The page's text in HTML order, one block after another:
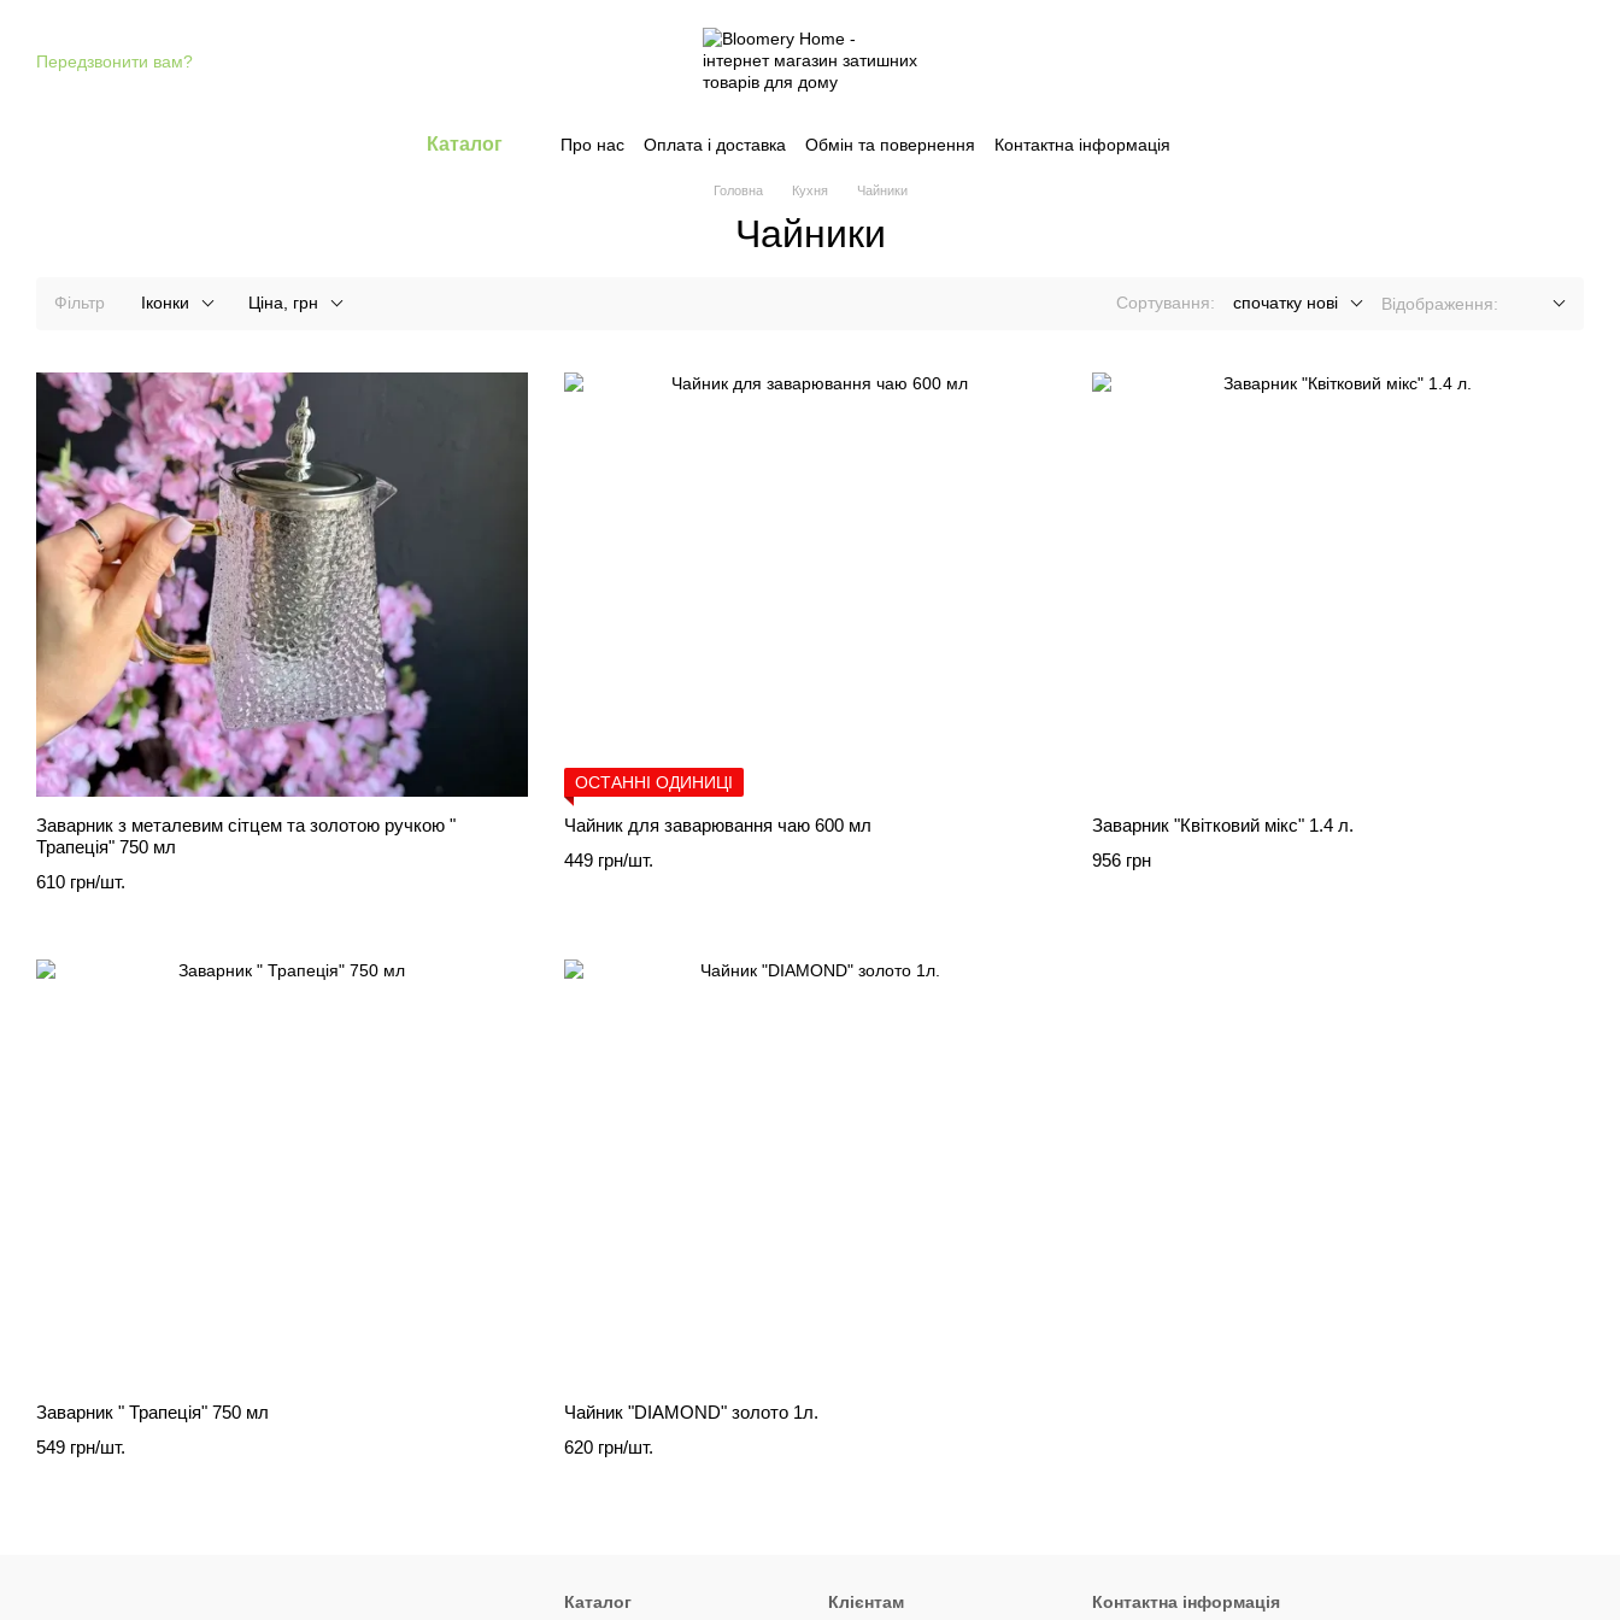
Передзвонити вам?
Каталог Про нас Оплата і доставка Обмін та повернення Контактна інформація
Головна Кухня Чайники
Чайники
Фільтр Іконки Ціна, грн Сортування: спочатку нові Відображення:
Заварник з металевим сітцем та золотою ручкою "
Трапеція" 750 мл
610 грн/шт.
ОСТАННІ ОДИНИЦІ
Чайник для заварювання чаю 600 мл
449 грн/шт.
Заварник "Квітковий мікс" 1.4 л.
956 грн
Заварник " Трапеція" 750 мл
549 грн/шт.
Чайник "DIAMOND" золото 1л.
620 грн/шт.
Каталог Клієнтам Контактна інформація